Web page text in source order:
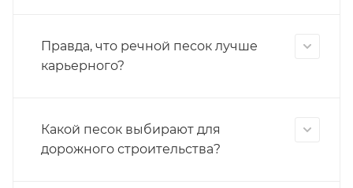
Правда, что речной песок лучше
карьерного?
Какой песок выбирают для
дорожного строительства?